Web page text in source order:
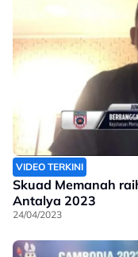
VIDEO TERKINI
Skuad Memanah
Antalya 2023
24/04/2023